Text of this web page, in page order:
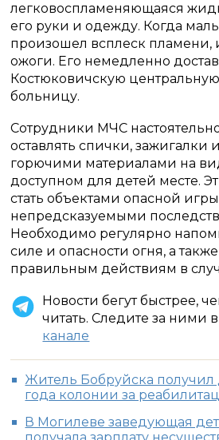
легковоспламеняющаяся
его руки и одежду. Когда
произошел всплеск пламени,
ожоги. Его немедленно
Костюковичскую
больницу.
Сотрудники МЧС
оставлять спички, зажигалки
горючими материалами на
доступном для детей месте.
стать объектами опасной
непредсказуемыми
Необходимо регулярно
силе и опасности огня, а
правильным действиям в
Новости бегут быстрее,
читать. Следите за ними
канале
Житель Бобруйска получил
года колонии за
В Могилеве заведующая